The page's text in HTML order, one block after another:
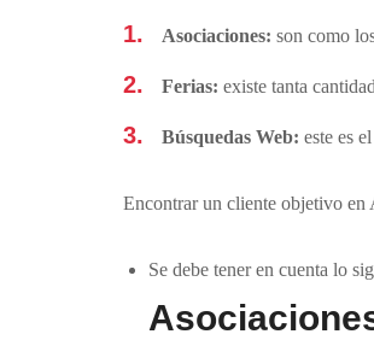
Asociaciones: son como
Ferias: existe tanta
Búsquedas Web: este es
Encontrar un cliente objetivo en
Se debe tener en cuenta lo